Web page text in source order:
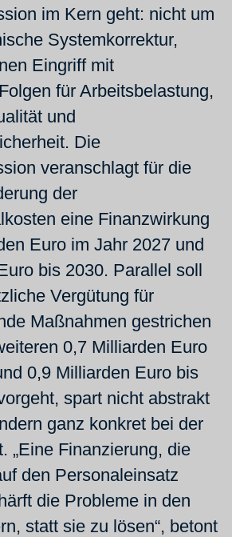
im Kern geht: nicht um
Systemkorrektur,
Eingriff mit
für Arbeitsbelastung,
und
Die
veranschlagt für die
der
eine Finanzwirkung
Euro im Jahr 2027 und
bis 2030. Parallel soll
Vergütung für
Maßnahmen gestrichen
0,7 Milliarden Euro
0,9 Milliarden Euro bis
spart nicht abstrakt
ganz konkret bei der
„Eine Finanzierung, die
den Personaleinsatz
die Probleme in den
statt sie zu lösen“, betont